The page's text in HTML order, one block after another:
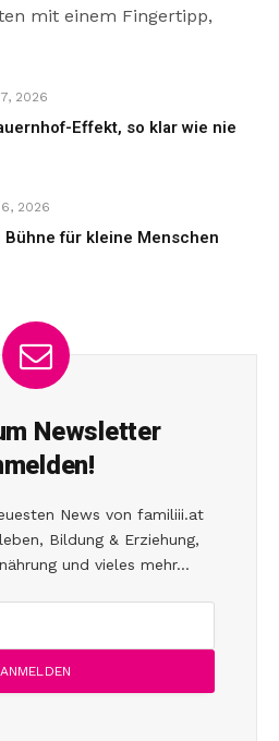
mit einem Fingertipp,
2026
Effekt, so klar wie nie
2026
Bühne für kleine Menschen
Newsletter
News von familiii.at
Bildung & Erziehung,
und vieles mehr...